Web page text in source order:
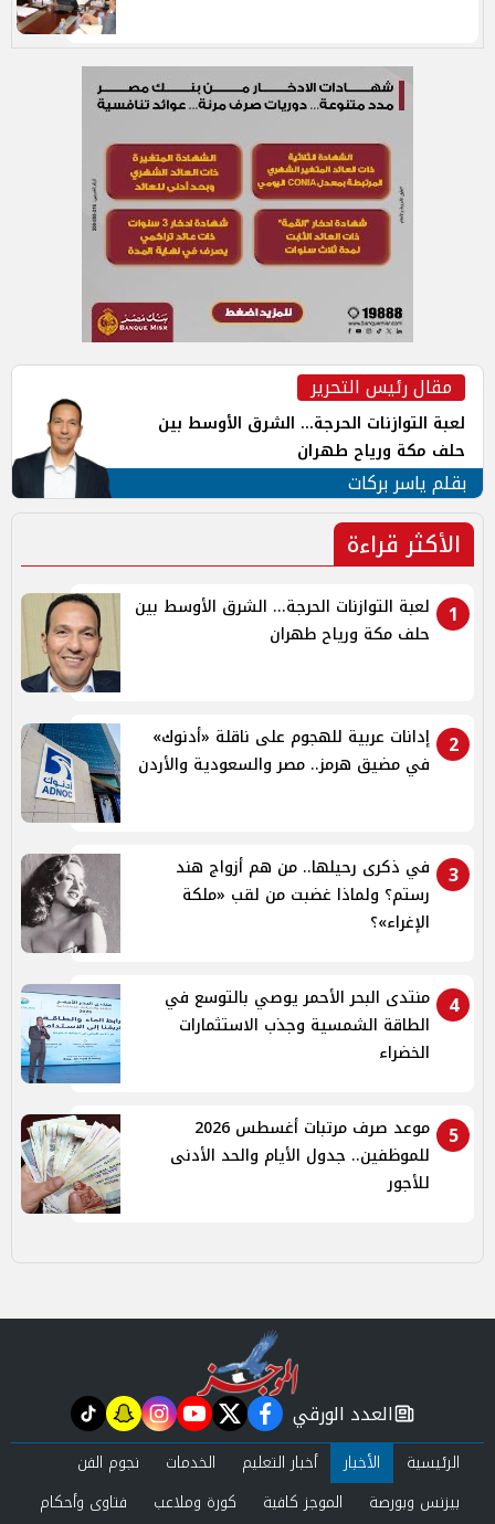
مقال رئيس التحرير
لعبة التوازنات الحرجة... الشرق الأوسط بين
حلف مكة ورياح طهران
بقلم ياسر بركات
الأكثر قراءة
1
لعبة التوازنات الحرجة... الشرق الأوسط بين
حلف مكة ورياح طهران
2
إدانات عربية للهجوم على ناقلة «أدنوك»
في مضيق هرمز.. مصر والسعودية والأردن
3
في ذكرى رحيلها.. من هم أزواج هند
رستم؟ ولماذا غضبت من لقب «ملكة
الإغراء»؟
4
منتدى البحر الأحمر يوصي بالتوسع في
الطاقة الشمسية وجذب الاستثمارات
الخضراء
5
موعد صرف مرتبات أغسطس 2026
للموظفين.. جدول الأيام والحد الأدنى
للأجور
newspaper
العدد الورقي facebook
twitter
youtube
instagram
snapchat
tiktok
الرئيسية الأخبار أخبار التعليم الخدمات
نجوم الفن
بيزنس وبورصة
الموجز كافية كورة وملاعب فتاوى وأحكام